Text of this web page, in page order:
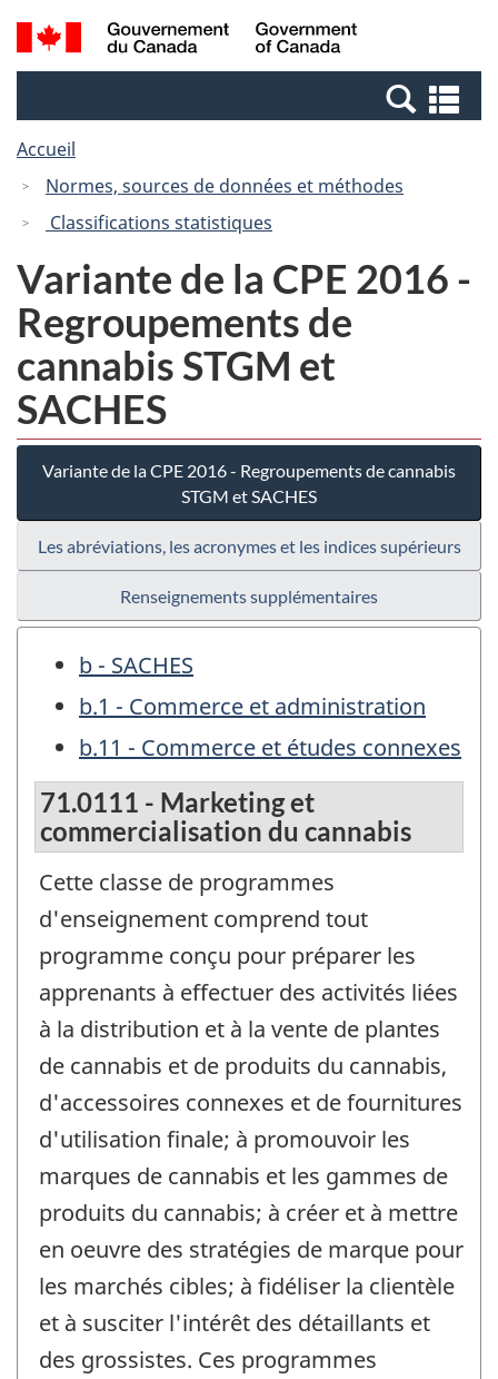
Passer
au
Passer
au
Passer
à
Canada
Recherche
et
et
Accueil
Normes, sources de données et méthodes
Classifications statistiques
Variante de la CPE 2016 -
Regroupements de
cannabis STGM et
SACHES
Variante de la CPE 2016 - Regroupements de cannabis
STGM et SACHES
Les abréviations, les acronymes et les indices supérieurs
Renseignements supplémentaires
b - SACHES
b.1 - Commerce et administration
b.11 - Commerce et études connexes
71.0111 - Marketing et
commercialisation du cannabis
Cette classe de programmes
d'enseignement comprend tout
programme conçu pour préparer les
apprenants à effectuer des activités liées
à la distribution et à la vente de plantes
de cannabis et de produits du cannabis,
d'accessoires connexes et de fournitures
d'utilisation finale; à promouvoir les
marques de cannabis et les gammes de
produits du cannabis; à créer et à mettre
en oeuvre des stratégies de marque pour
les marchés cibles; à fidéliser la clientèle
et à susciter l'intérêt des détaillants et
des grossistes. Ces programmes